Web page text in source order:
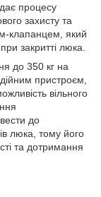
процесу
захисту та
клапанцем, який
закритті люка.
до 350 кг на
пристроєм,
вільного
до
люка, тому його
та дотримання